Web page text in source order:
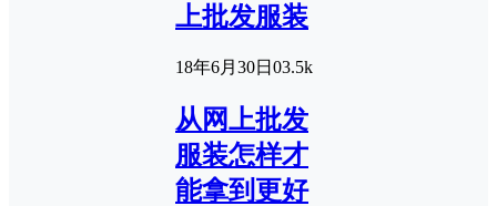
上批发服装
18年6月30日 03.5k
从网上批发
服装怎样才
能拿到更好